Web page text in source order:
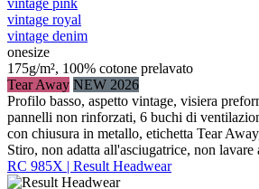
vintage royal
vintage denim
onesize
175g/m², 100% cotone prelavato
Tear Away NEW 2026
Profilo basso, aspetto vintage, visiera
pannelli non rinforzati, 6 buchi di
con chiusura in metallo, etichetta Tear
Stiro, non adatta all'asciugatrice, non lavare
RC 985X | Result Headwear